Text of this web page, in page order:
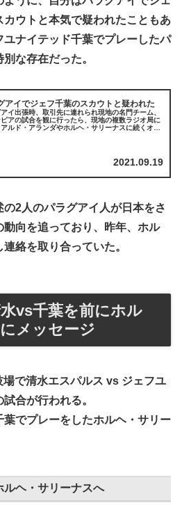
ウトと本気で疑われたこともあ
ユナイテッド千葉でプレーしたパ
な存在だった。
アイでジェフ千葉のスカウトと疑われた
イ出張時、取引先に連れられ現地の名門チーム、
アの試合を観に行ったら、現地の複数ラジオ局に
ルド・アランダやホルヘ・サリーナスに続くオリ
2021.09.19
2人のパラグアイ人が日本をさ
動向を追っており、昨年、ホル
絡を取り合っていた。
vs千葉を前にホル
メッセージ
で清水エスパルス vs ジェフユ
合が行われる。
でプレーをしたホルヘ・サリー
ヘ・サリーナスへ